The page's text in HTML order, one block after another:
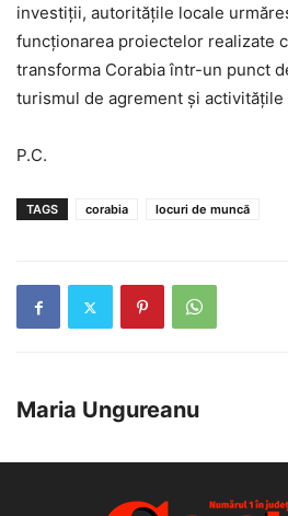
investiții, autoritățile locale
funcționarea proiectelor realizate
transforma Corabia într-un punct
turismul de agrement și
P.C.
TAGS corabia locuri de muncă
Maria Ungureanu